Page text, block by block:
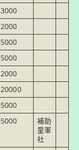
3000
2000
5000
5000
2000
20000
5000
5000
補助
童軍
社